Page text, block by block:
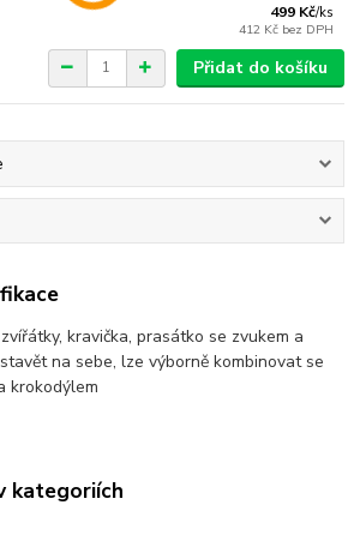
499 Kč/ks
412 Kč bez DPH
Přidat do košíku
kravička, prasátko se zvukem a
na sebe, lze výborně kombinovat se
krokodýlem
kategoriích